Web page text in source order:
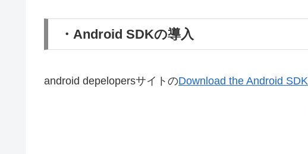
・Android SDKの導入
android depelopersサイトのDownload the Android SDK